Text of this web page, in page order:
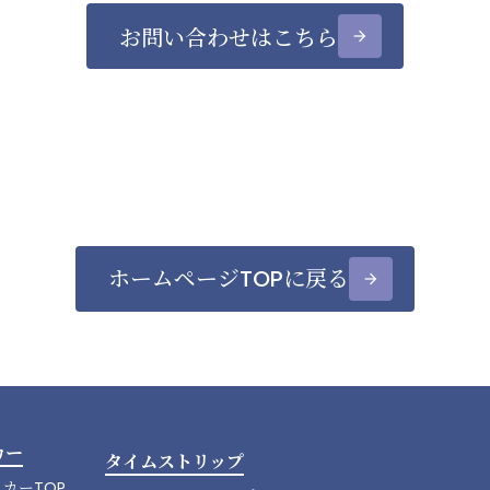
お問い合わせはこちら arrow_forward
ホームページTOPに戻る arrow_forward
ー タイムストリップ